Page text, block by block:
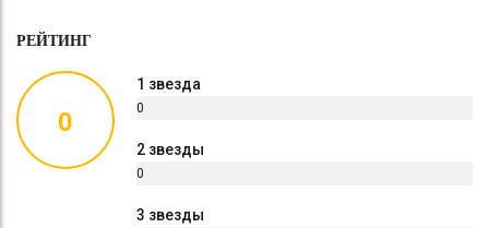
РЕЙТИНГ
0
1 звезда
0
2 звезды
0
3 звезды